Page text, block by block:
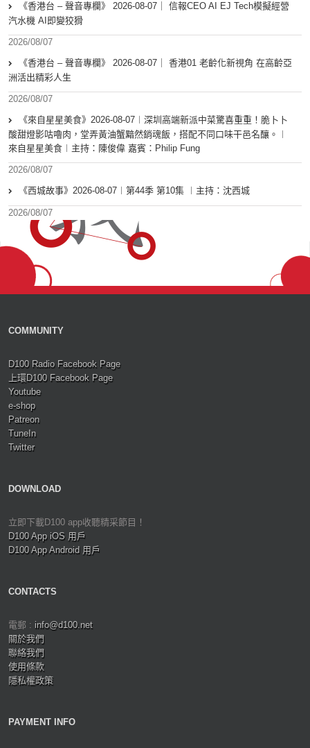
《香港台 – 聲音專欄》 2026-08-07｜ 信報CEO AI EJ Tech模擬經營
汽水機 AI即變狡猾
2026/08/07
《香港台 – 聲音專欄》 2026-08-07｜ 香港01 老齡化新視角 在高齡亞
洲活出精彩人生
2026/08/07
《來自星星美食》2026-08-07︱深圳高端新派中菜驚喜重重！脆卜卜
酸甜燈影咕嚕肉，堂弄黃油蟹黯然銷魂飯，搭配不同口味干邑名釀。︱
來自星星美食︱主持：陳俊偉 嘉賓：Philip Fung
2026/08/07
《西城故事》2026-08-07︱第44季 第10集 ︱主持：沈西城
2026/08/07
COMMUNITY
D100 Radio Facebook Page
上環D100 Facebook Page
Youtube
e-shop
Patreon
TuneIn
Twitter
DOWNLOAD
立即下載D100 app收聽精采節目！
D100 App iOS 用戶
D100 App Android 用戶
CONTACTS
電郵 : info@d100.net
關於我們
聯絡我們
使用條款
隱私權政策
PAYMENT INFO